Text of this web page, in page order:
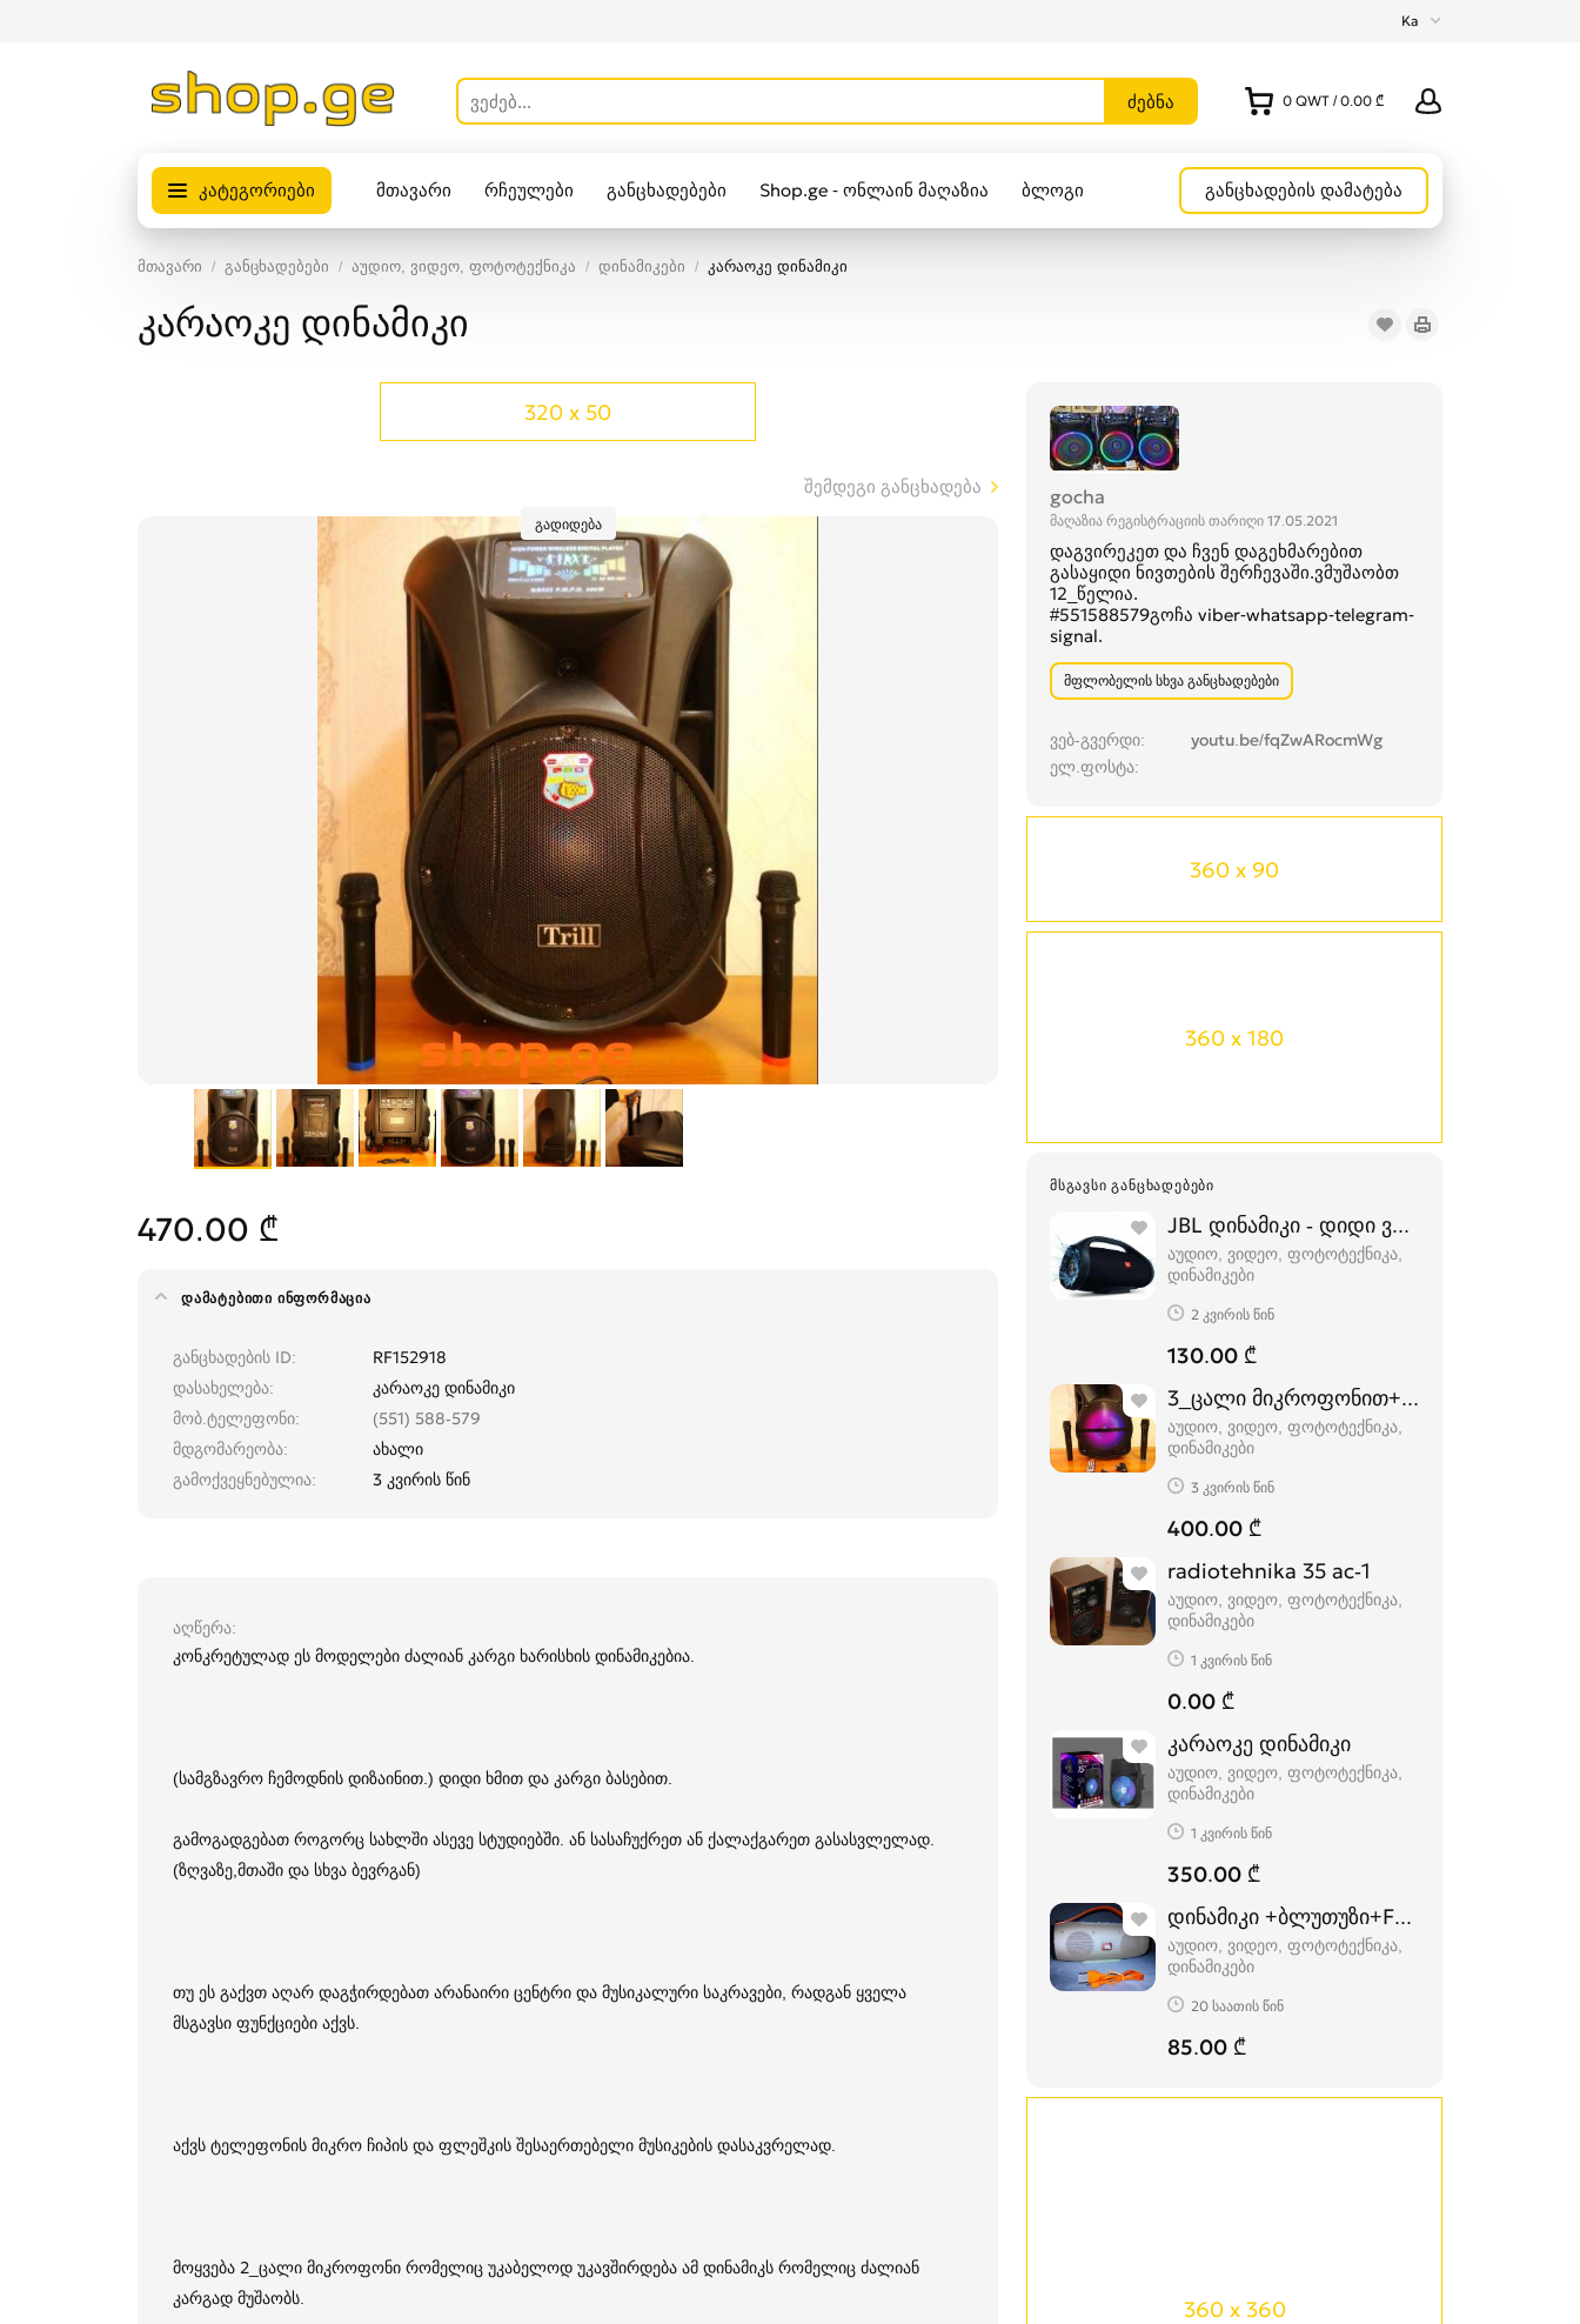
Ka
0 QWT / 0.00 ₾
კატეგორიები მთავარი რჩეულები განცხადებები Shop.ge - ონლაინ მაღაზია ბლოგი განცხადების დამატება
მთავარი განცხადებები აუდიო, ვიდეო, ფოტოტექნიკა დინამიკები კარაოკე დინამიკი
კარაოკე დინამიკი
gocha
მაღაზია რეგისტრაციის თარიღი 17.05.2021
დაგვირეკეთ და ჩვენ დაგეხმარებით
გასაყიდი ნივთების შერჩევაში.ვმუშაობთ
12_წელია.
#551588579გოჩა viber-whatsapp-telegram-
signal.
მფლობელის სხვა განცხადებები
ვებ-გვერდი
youtu.be/fqZwARocmWg
ელ.ფოსტა
360 x 90
360 x 180
ᲛᲡᲒᲐᲕᲡᲘ ᲒᲐᲜᲪᲮᲐᲓᲔᲑᲔᲑᲘ
JBL დინამიკი - დიდი ვერსია
აუდიო, ვიდეო, ფოტოტექნიკა,
დინამიკები
2 კვირის წინ
130.00 ₾
3_ცალი მიკროფონით+8_გიგაბაიტიანი
აუდიო, ვიდეო, ფოტოტექნიკა,
დინამიკები
3 კვირის წინ
400.00 ₾
radiotehnika 35 ac-1
აუდიო, ვიდეო, ფოტოტექნიკა,
დინამიკები
1 კვირის წინ
0.00 ₾
კარაოკე დინამიკი
აუდიო, ვიდეო, ფოტოტექნიკა,
დინამიკები
1 კვირის წინ
350.00 ₾
დინამიკი +ბლუთუზი+FM+USB.(K5+)
აუდიო, ვიდეო, ფოტოტექნიკა,
დინამიკები
20 საათის წინ
85.00 ₾
360 x 360
320 x 50
შემდეგი განცხადება
გადიდება
470.00 ₾
ᲓᲐᲛᲐᲢᲔᲑᲘᲗᲘ ᲘᲜᲤᲝᲠᲛᲐᲪᲘᲐ
განცხადების ID
RF152918
დასახელება
კარაოკე დინამიკი
მობ.ტელეფონი
(551) 588-579
მდგომარეობა
ახალი
გამოქვეყნებულია
3 კვირის წინ
აღწერა
კონკრეტულად ეს მოდელები ძალიან კარგი ხარისხის დინამიკებია.
(სამგზავრო ჩემოდნის დიზაინით.) დიდი ხმით და კარგი ბასებით.
გამოგადგებათ როგორც სახლში ასევე სტუდიებში. ან სასაჩუქრეთ ან ქალაქგარეთ გასასვლელად.
(ზღვაზე,მთაში და სხვა ბევრგან)
თუ ეს გაქვთ აღარ დაგჭირდებათ არანაირი ცენტრი და მუსიკალური საკრავები, რადგან ყველა
მსგავსი ფუნქციები აქვს.
აქვს ტელეფონის მიკრო ჩიპის და ფლეშკის შესაერთებელი მუსიკების დასაკვრელად.
მოყვება 2_ცალი მიკროფონი რომელიც უკაბელოდ უკავშირდება ამ დინამიკს რომელიც ძალიან
კარგად მუშაობს.